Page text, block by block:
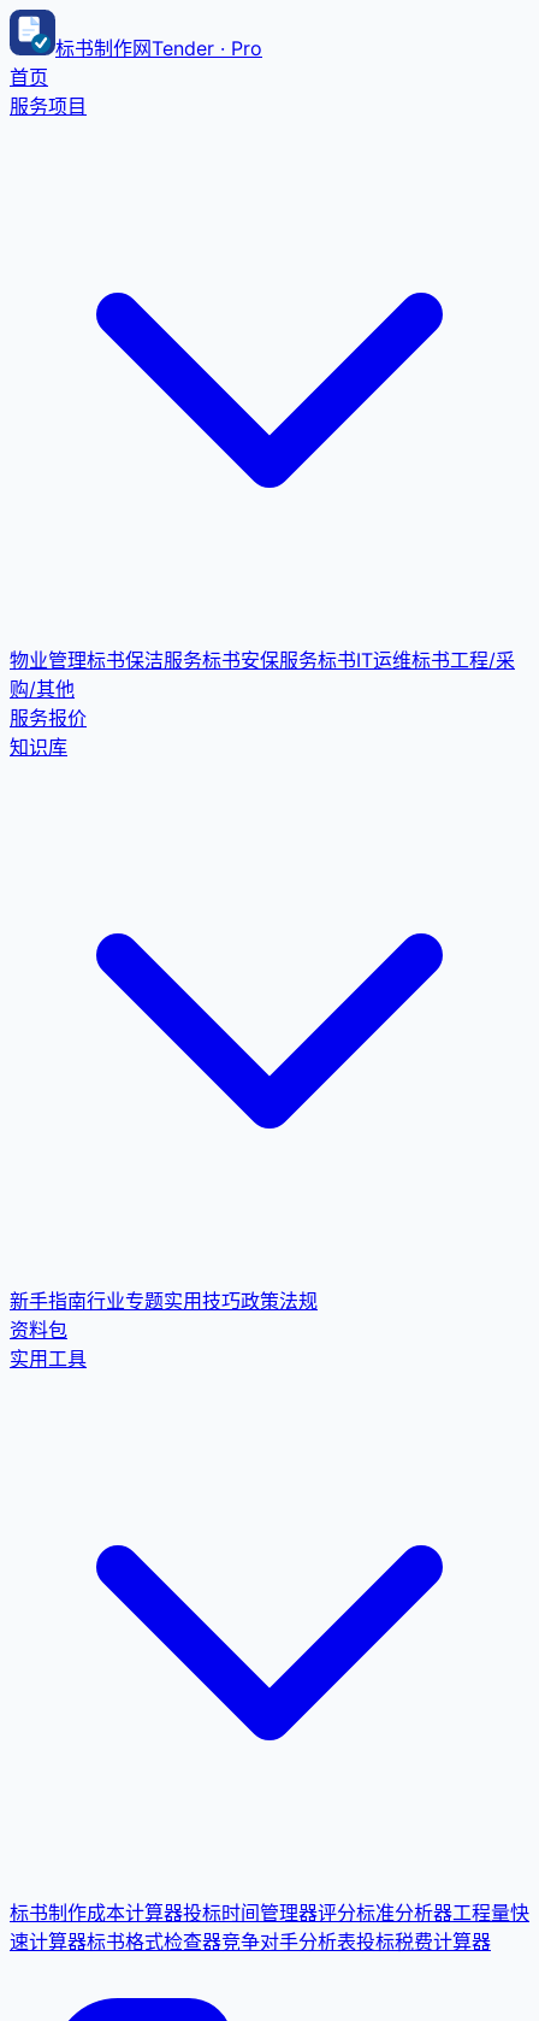
标书制作网Tender · Pro
首页
服务项目
物业管理标书保洁服务标书安保服务标书IT运维标书工程/采
购/其他
服务报价
知识库
新手指南行业专题实用技巧政策法规
资料包
实用工具
标书制作成本计算器投标时间管理器评分标准分析器工程量快
速计算器标书格式检查器竞争对手分析表投标税费计算器